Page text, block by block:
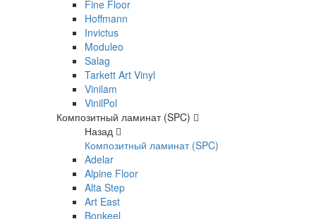
Fine Floor
Hoffmann
Invictus
Moduleo
Salag
Tarkett Art Vinyl
Vinilam
VinilPol
Композитный ламинат (SPC)
Назад
Композитный ламинат (SPC)
Adelar
Alpine Floor
Alta Step
Art East
Bonkeel